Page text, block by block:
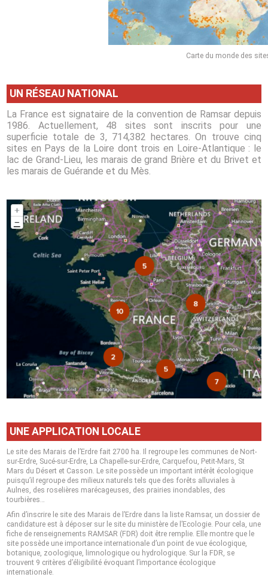
Carte du monde des
UN RÉSEAU NATIONAL
La France est signataire de la convention de Ramsar depuis
1986. Actuellement, 48 sites sont inscrits pour une
superficie totale de 3, 714,382 hectares. On trouve cinq
sites en Pays de la Loire dont trois en Loire-Atlantique : le
lac de Grand-Lieu, les marais de grand Brière et du Brivet et
les marais de Guérande et du Mès.
UNE APPLICATION LOCALE
Le site des Marais de l’Erdre fait 2700 ha. Il regroupe les communes de Nort-
sur-Erdre, Sucé-sur-Erdre, La Chapelle-sur-Erdre, Carquefou, Petit-Mars, St
Mars du Désert et Casson. Le site possède un important intérêt écologique
puisqu’il regroupe des milieux naturels tels que des forêts alluviales à
Aulnes, des roselières marécageuses, des prairies inondables, des
tourbières…
Afin d’inscrire le site des Marais de l’Erdre dans la liste Ramsar, un dossier de
candidature est à déposer sur le site du ministère de l’Ecologie. Pour cela, une
fiche de renseignements RAMSAR (FDR) doit être remplie. Elle montre que le
site possède une importance internationale d’un point de vue écologique,
botanique, zoologique, limnologique ou hydrologique. Sur la FDR, se
trouvent 9 critères d’éligibilité évoquant l’importance écologique
internationale.